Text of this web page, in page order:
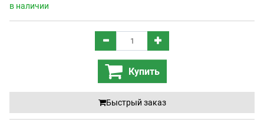
в наличии
Купить
Быстрый заказ